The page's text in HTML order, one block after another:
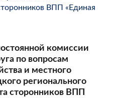
комиссии
по вопросам
и местного
регионального
сторонников ВПП